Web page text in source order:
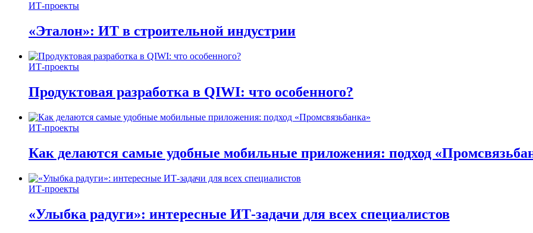
ИТ-проекты
«Эталон»: ИТ в строительной индустрии
ИТ-проекты
Продуктовая разработка в QIWI: что особенного?
ИТ-проекты
Как делаются самые удобные мобильные приложения: подход
ИТ-проекты
«Улыбка радуги»: интересные ИТ-задачи для всех специалистов